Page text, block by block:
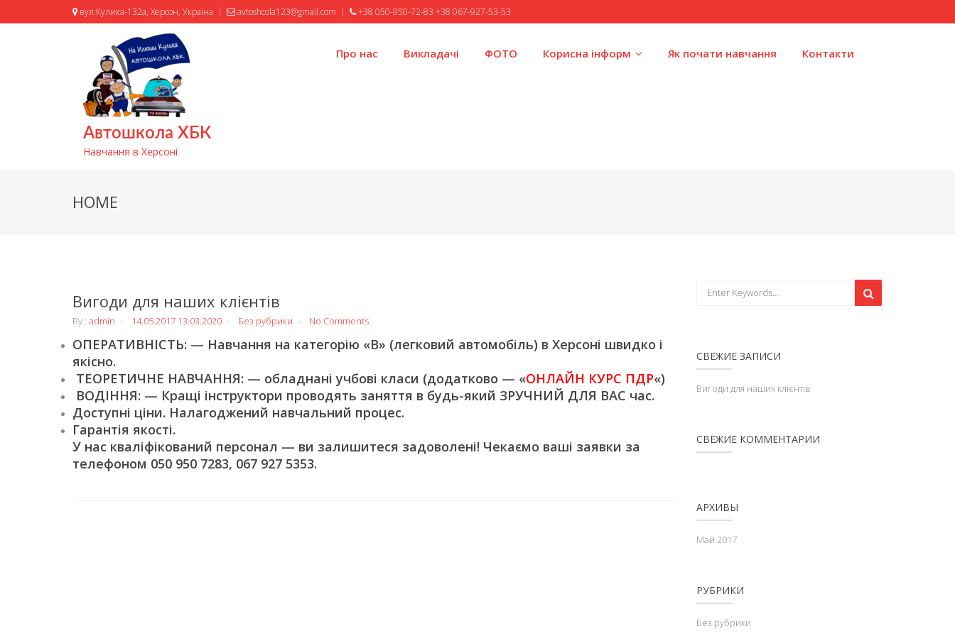
вул.Кулика-132а, Херсон, Україна avtoshcola123@gmail.com +38 050-950-72-83 +38 067-927-53-53
Автошкола ХБК
Навчання в Херсоні
Про нас Викладачі ФОТО Корисна інформ Як почати навчання Контакти
HOME
Вигоди для наших клієнтів
By : admin 14.05.2017 13.03.2020 Без рубрики No Comments
ОПЕРАТИВНІСТЬ: — Навчання на категорію «В» (легковий автомобіль) в Херсоні швидко і
якісно.
ТЕОРЕТИЧНЕ НАВЧАННЯ: — обладнані учбові класи (додатково — «ОНЛАЙН КУРС ПДР«)
ВОДІННЯ: — Кращі інструктори проводять заняття в будь-який ЗРУЧНИЙ ДЛЯ ВАС час.
Доступні ціни. Налагоджений навчальний процес.
Гарантія якості.
У нас кваліфікований персонал — ви залишитеся задоволені! Чекаємо ваші заявки за
телефоном 050 950 7283, 067 927 5353.
СВЕЖИЕ ЗАПИСИ
Вигоди для наших клієнтів
СВЕЖИЕ КОММЕНТАРИИ
АРХИВЫ
Май 2017
РУБРИКИ
Без рубрики